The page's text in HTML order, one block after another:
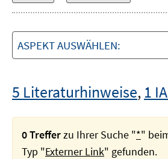
ASPEKT AUSWÄHLEN:
5 Literaturhinweise, 1
0 Trefferzu Ihrer Suche "*"
Typ "Externer Link" gefunden.